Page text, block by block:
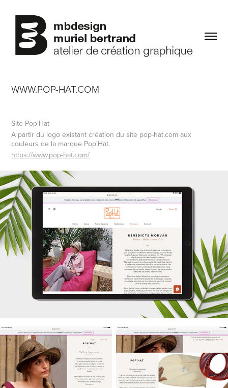
WWW.POP-HAT.COM
Site Pop'Hat
A partir du logo existant création du site pop-hat.com aux
couleurs de la marque Pop'Hat.
https://www.pop-hat.com/